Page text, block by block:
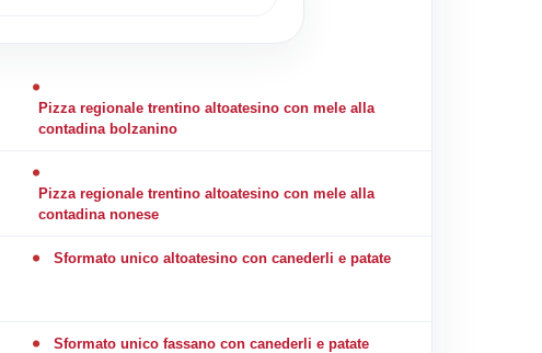
Pizza regionale trentino altoatesino con mele alla
contadina bolzanino
Pizza regionale trentino altoatesino con mele alla
contadina nonese
Sformato unico altoatesino con canederli e patate
Sformato unico fassano con canederli e patate